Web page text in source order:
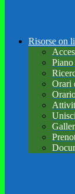
Risorse on
Orari